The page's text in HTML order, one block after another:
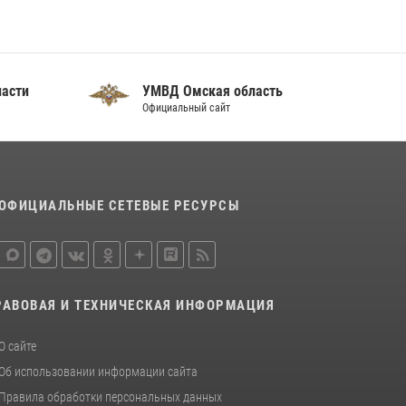
уникального передвижного музея «Поезд
Победы» в Омске
29 июля 2026, 01:49 2
УМВД Омская область
Официальный сайт
СЕТЕВЫЕ РЕСУРСЫ
И ТЕХНИЧЕСКАЯ ИНФОРМАЦИЯ
О сайте
Об использовании информации сайта
Правила обработки персональных данных